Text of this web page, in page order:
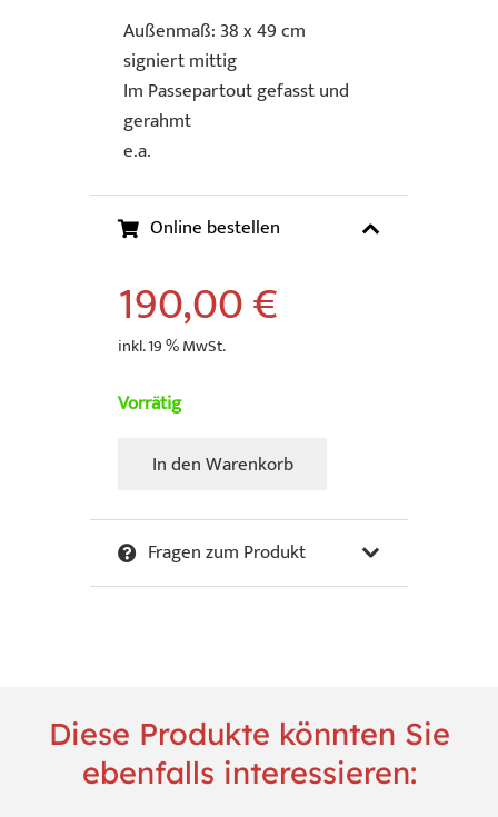
Außenmaß: 38 x 49 cm
signiert mittig
Im Passepartout gefasst und
gerahmt
e.a.
Online bestellen
190,00€
inkl. 19 % MwSt.
Vorrätig
Hartmann,
-
Petite
Provence
In den Warenkorb
Fragen zum Produkt
Diese Produkte könnten Sie
ebenfalls interessieren: